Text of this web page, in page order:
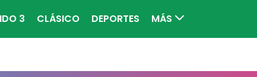
3 CLÁSICO DEPORTES MÁS